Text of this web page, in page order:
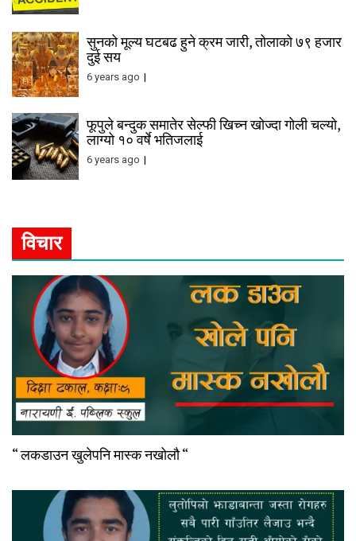
सुनको मूल्य घटबढ हुने क्रम जारी, तोलाको ७९ हजार
दुई सय
6 years ago
फूपुले बन्दुक समातेर सेल्फी खिच्न खोज्दा गोली चल्यो,
लाग्यो १० वर्षे भतिजलाई
6 years ago
विचार
“ लकडाउन खुलेपनि मास्क नखोलौ “